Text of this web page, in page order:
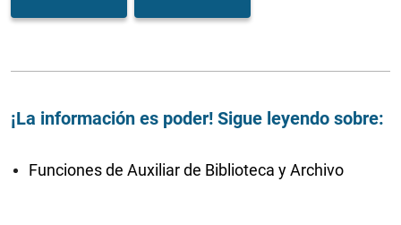
¡La información es poder! Sigue leyendo sobre:
Funciones de Auxiliar de Biblioteca y Archivo